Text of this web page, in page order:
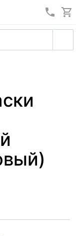
8